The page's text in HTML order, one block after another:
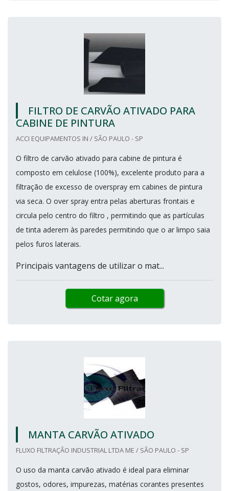
FILTRO DE CARVÃO ATIVADO PARA
CABINE DE PINTURA
ACCI EQUIPAMENTOS IN / SÃO PAULO - SP
O filtro de carvão ativado para cabine de pintura é
composto em celulose (100%), excelente produto para a
filtração de excesso de overspray em cabines de pintura
via seca. O over spray entra pelas aberturas frontais e
circula pelo centro do filtro , permitindo que as partículas
de tinta aderem às paredes permitindo que o ar limpo saia
pelos furos laterais.
Principais vantagens de utilizar o mat...
Cotar agora
MANTA CARVÃO ATIVADO
FLUXO FILTRAÇÃO INDUSTRIAL LTDA ME / SÃO PAULO - SP
O uso da manta carvão ativado é ideal para eliminar
gostos, odores, impurezas, matérias corantes presentes